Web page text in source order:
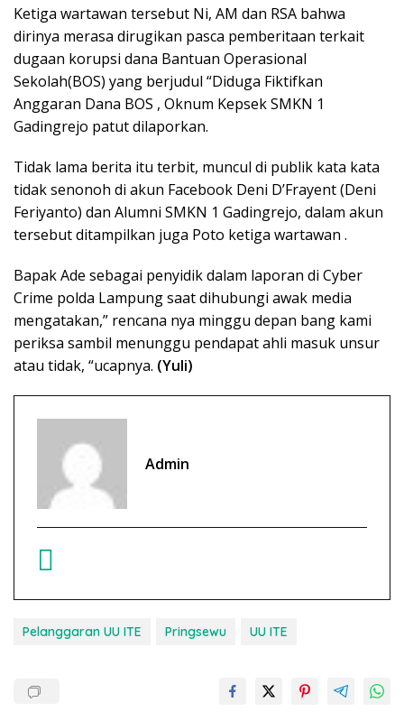
Ketiga wartawan tersebut Ni, AM dan RSA bahwa
dirinya merasa dirugikan pasca pemberitaan terkait
dugaan korupsi dana Bantuan Operasional
Sekolah(BOS) yang berjudul “Diduga Fiktifkan
Anggaran Dana BOS , Oknum Kepsek SMKN 1
Gadingrejo patut dilaporkan.
Tidak lama berita itu terbit, muncul di publik kata kata
tidak senonoh di akun Facebook Deni D’Frayent (Deni
Feriyanto) dan Alumni SMKN 1 Gadingrejo, dalam akun
tersebut ditampilkan juga Poto ketiga wartawan .
Bapak Ade sebagai penyidik dalam laporan di Cyber
Crime polda Lampung saat dihubungi awak media
mengatakan,” rencana nya minggu depan bang kami
periksa sambil menunggu pendapat ahli masuk unsur
atau tidak, “ucapnya. (Yuli)
Admin
Pelanggaran UU ITE Pringsewu UU ITE